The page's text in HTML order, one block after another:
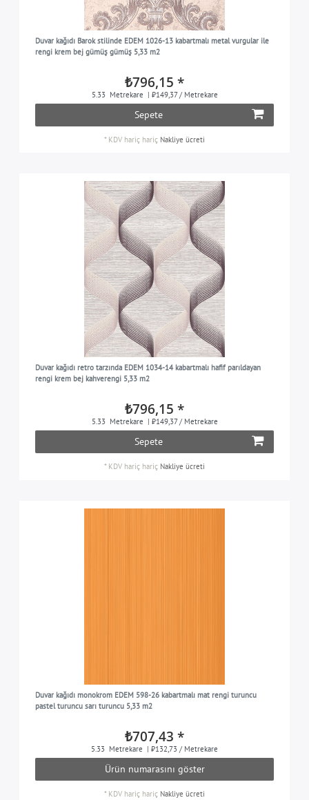
Duvar kağıdı Barok stilinde EDEM 1026-13 kabartmalı metal vurgular ile
rengi krem bej gümüş gümüş 5,33 m2
₺796,15 *
5.33 Metrekare | ₺149,37 / Metrekare
Sepete
* KDV hariç hariç Nakliye ücreti
Duvar kağıdı retro tarzında EDEM 1034-14 kabartmalı hafif parıldayan
rengi krem bej kahverengi 5,33 m2
₺796,15 *
5.33 Metrekare | ₺149,37 / Metrekare
Sepete
* KDV hariç hariç Nakliye ücreti
Duvar kağıdı monokrom EDEM 598-26 kabartmalı mat rengi turuncu
pastel turuncu sarı turuncu 5,33 m2
₺707,43 *
5.33 Metrekare | ₺132,73 / Metrekare
Ürün numarasını göster
* KDV hariç hariç Nakliye ücreti